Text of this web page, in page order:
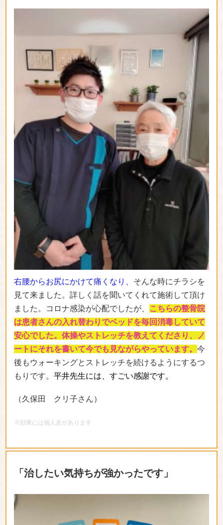
右腰からお尻にかけて痛くなり、 そんな時にチラシを
見て来ました。詳しく話を聞いてくれて施術して頂け
ました。コロナ感染が心配でしたが、
こちらの整骨院
は患者さんの入れ替わりでベッドを毎回消毒していて
安心でした。体操やストレッチを教えてくださり、ノ
ートにそれを書いて今でも見ながらやっています。 今
後もウォーキングとストレッチを続けるようにするつ
もりです。 平井先生には、すごい感謝です。
（久保田 クリ子さん）
※効果には個人差があります
「治したい気持ちが強かったです」